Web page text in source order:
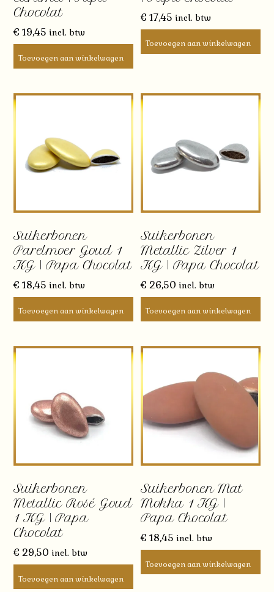
Chocolat
€ 19,45 incl. btw
Toevoegen aan winkelwagen
€ 17,45 incl. btw
Toevoegen aan winkelwagen
Suikerbonen
Parelmoer Goud 1
KG | Papa Chocolat
€ 18,45 incl. btw
Toevoegen aan winkelwagen
Suikerbonen
Metallic Zilver 1
KG | Papa Chocolat
€ 26,50 incl. btw
Toevoegen aan winkelwagen
Suikerbonen
Metallic Rosé Goud
1 KG | Papa
Chocolat
€ 29,50 incl. btw
Toevoegen aan winkelwagen
Suikerbonen Mat
Mokka 1 KG |
Papa Chocolat
€ 18,45 incl. btw
Toevoegen aan winkelwagen